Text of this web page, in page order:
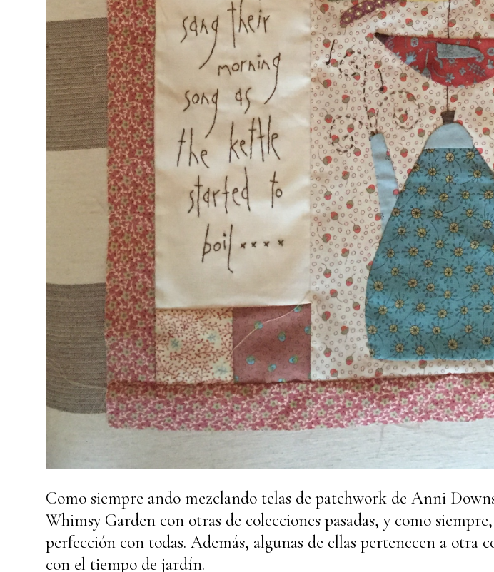
Como siempre ando mezclando telas de patchwork de Anni
Whimsy Garden con otras de colecciones pasadas, y como
perfección con todas. Además, algunas de ellas pertenecen a otra
con el tiempo de jardín.